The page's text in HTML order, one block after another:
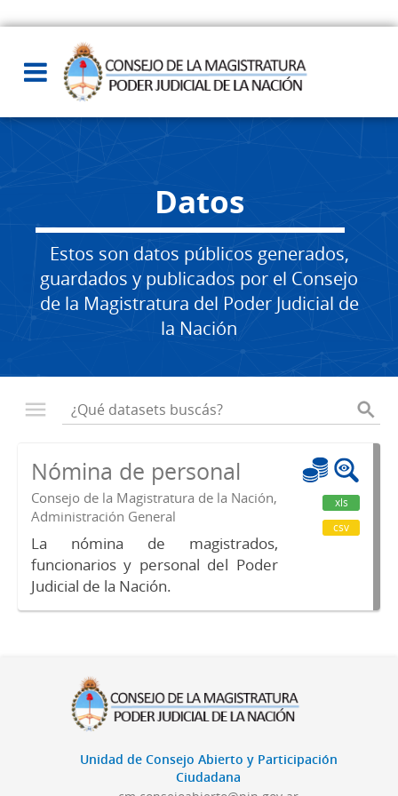
Datos
Estos son datos públicos generados,
guardados y publicados por el Consejo
de la Magistratura del Poder Judicial de
la Nación
Nómina de personal
Consejo de la Magistratura de la Nación,
Administración General
La nómina de magistrados,
funcionarios y personal del Poder
Judicial de la Nación.
xls
csv
Unidad de Consejo Abierto y Participación
Ciudadana